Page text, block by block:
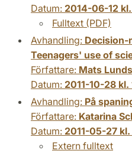
Datum: 2014-06-12 kl.
Fulltext (PDF)
Avhandling: Decision-
Teenagers' use of
Författare: Mats
Datum: 2011-10-28 kl.
Avhandling: På
Författare: Katarina
Datum: 2011-05-27 kl.
Extern fulltext